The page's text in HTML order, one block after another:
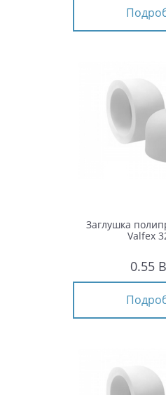
Заглушка
Valfex
0.55